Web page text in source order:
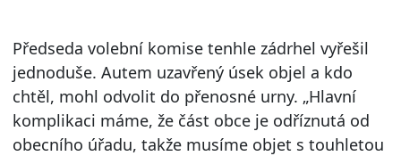
Předseda volební komise tenhle zádrhel vyřešil
jednoduše. Autem uzavřený úsek objel a kdo
chtěl, mohl odvolit do přenosné urny. „Hlavní
komplikaci máme, že část obce je odříznutá od
obecního úřadu, takže musíme objet s touhletou